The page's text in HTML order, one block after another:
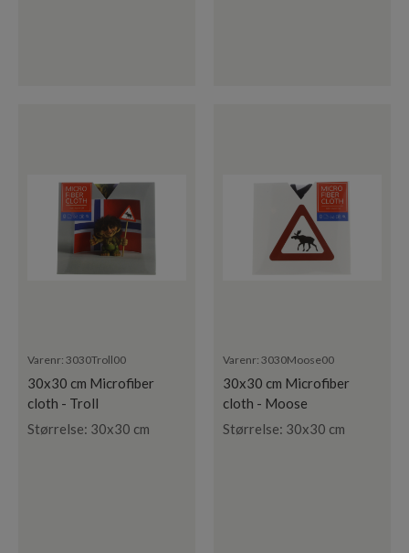
Varenr: 3030Troll00
30x30 cm Microfiber
cloth - Troll
Størrelse: 30x30 cm
Varenr: 3030Moose00
30x30 cm Microfiber
cloth - Moose
Størrelse: 30x30 cm